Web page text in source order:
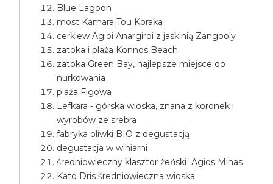
Blue Lagoon
most Kamara Tou Koraka
cerkiew Agioi Anargiroi z jaskinią Zangooly
zatoka i plaża Konnos Beach
zatoka Green Bay, najlepsze miejsce do
nurkowania
plaża Figowa
Lefkara - górska wioska, znana z koronek i
wyrobów ze srebra
fabryka oliwki BIO z degustacją
degustacja w winiarni
średniowieczny klasztor żeński Agios Minas
Kato Dris średniowieczna wioska